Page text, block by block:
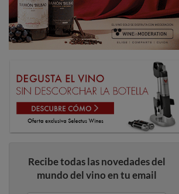
Recibe todas las novedades del
mundo del vino en tu email